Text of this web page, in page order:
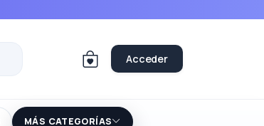
Acceder
MÁS CATEGORÍAS